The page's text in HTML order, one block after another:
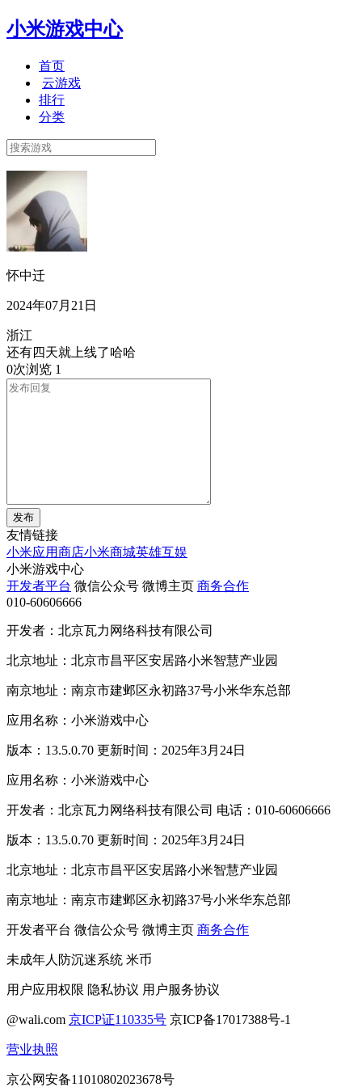
小米游戏中心
首页
云游戏
排行
分类
怀中迁
2024年07月21日
浙江
还有四天就上线了哈哈
0次浏览 1
发布
友情链接
小米应用商店小米商城英雄互娱
小米游戏中心
开发者平台 微信公众号 微博主页 商务合作
010-60606666
开发者：北京瓦力网络科技有限公司
北京地址：北京市昌平区安居路小米智慧产业园
南京地址：南京市建邺区永初路37号小米华东总部
应用名称：小米游戏中心
版本：13.5.0.70 更新时间：2025年3月24日
应用名称：小米游戏中心
开发者：北京瓦力网络科技有限公司 电话：010-60606666
版本：13.5.0.70 更新时间：2025年3月24日
北京地址：北京市昌平区安居路小米智慧产业园
南京地址：南京市建邺区永初路37号小米华东总部
开发者平台 微信公众号 微博主页 商务合作
未成年人防沉迷系统 米币
用户应用权限 隐私协议 用户服务协议
@wali.com 京ICP证110335号 京ICP备17017388号-1
营业执照
京公网安备11010802023678号